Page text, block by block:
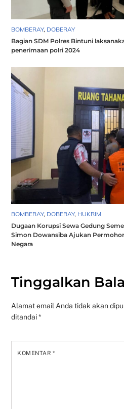
BOMBERAY, DOBERAY
Bagian SDM Polres Bintuni
penerimaan polri 2024
BOMBERAY, DOBERAY, HUKRIM
Dugaan Korupsi Sewa Gedung
Simon Dowansiba Ajukan
Negara
Tinggalkan
Alamat email Anda tidak akan
ditandai*
KOMENTAR*